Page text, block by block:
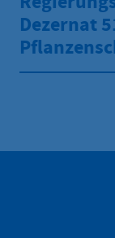
Dezernat